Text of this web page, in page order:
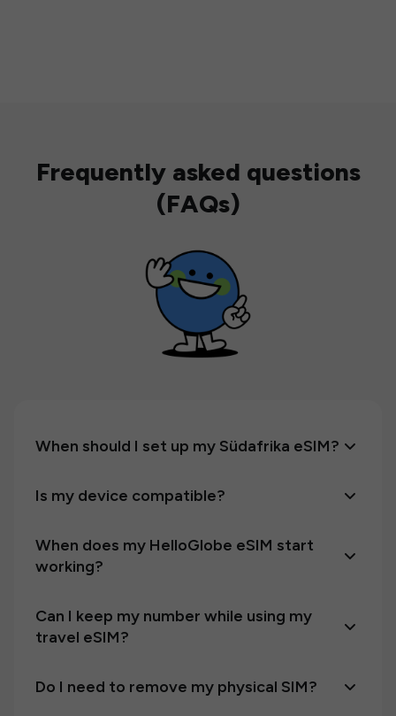
Frequently asked questions
(FAQs)
When should I set up my Südafrika eSIM?
Is my device compatible?
When does my HelloGlobe eSIM start
working?
Can I keep my number while using my
travel eSIM?
Do I need to remove my physical SIM?